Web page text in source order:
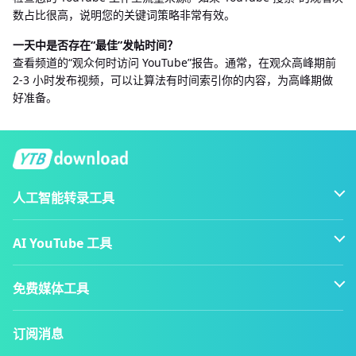
数占比很高，说明您的关键词策略非常有效。
一天中是否存在“最佳”发帖时间？
查看频道的“观众何时访问 YouTube”报告。通常，在观众高峰期前
2-3 小时发布视频，可以让算法有时间索引你的内容，为高峰期做
好准备。
人工智能转录工具
AI YouTube 工具
免费媒体工具
订阅消息